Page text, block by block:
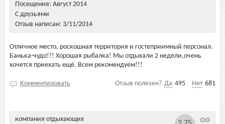
Посещение: Август 2014
С друзьями
Отзыв написан: 3/11/2014
Отличное место, роскошная территория и гостеприимный персонал.
Банька-чудо!!! Хорошая рыбалка! Мы отдыхали 2 недели,очень
хочется приехать ещё. Всем рекомендуем!!!
Отзыв полезен? Да 495 Нет 681
Комментировать
компания отдыхающих